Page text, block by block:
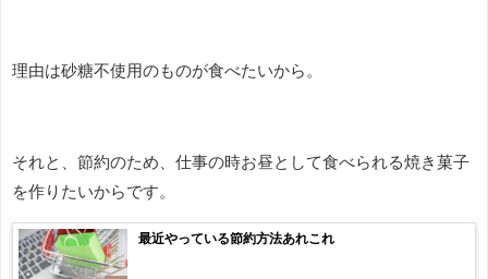
理由は砂糖不使用のものが食べたいから。
それと、節約のため、仕事の時お昼として食べられる焼き菓子
を作りたいからです。
最近やっている節約方法あれこれ